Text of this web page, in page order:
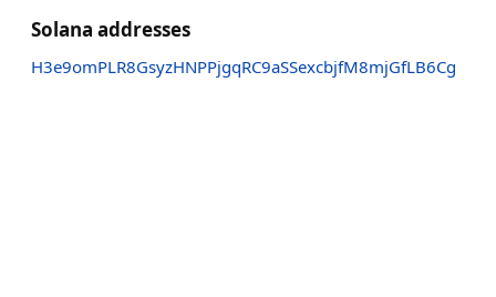
Solana addresses
H3e9omPLR8GsyzHNPPjgqRC9aSSexcbjfM8mjGfLB6Cg